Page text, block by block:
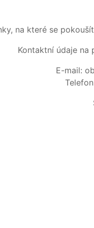
na které se
Kontaktní údaje na
E-mail: